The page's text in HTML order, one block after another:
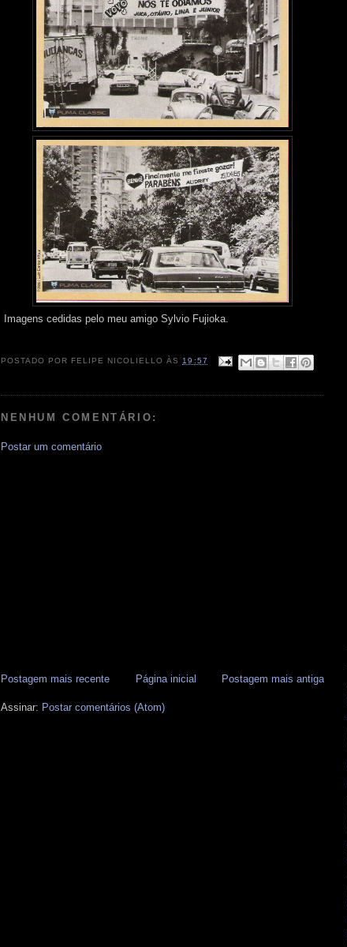
Imagens cedidas pelo meu amigo Sylvio Fujioka.
POSTADO POR FELIPE NICOLIELLO ÀS19:57
NENHUM COMENTÁRIO:
Postar um comentário
Postagem mais recente Postagem mais antiga
Página inicial
Assinar: Postar comentários (Atom)